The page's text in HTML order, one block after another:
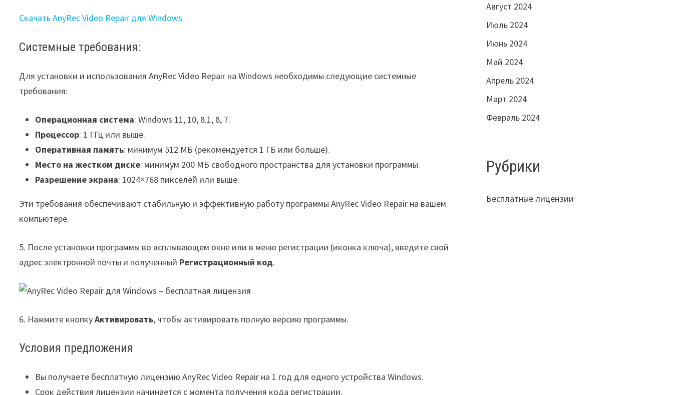
Скачать AnyRec Video Repair для Windows
Системные требования:
Для установки и использования AnyRec Video Repair на Windows необходимы следующие системные
требования:
Операционная система: Windows 11, 10, 8.1, 8, 7.
Процессор: 1 ГГц или выше.
Оперативная память: минимум 512 МБ (рекомендуется 1 ГБ или больше).
Место на жестком диске: минимум 200 МБ свободного пространства для установки программы.
Разрешение экрана: 1024×768 пикселей или выше.
Эти требования обеспечивают стабильную и эффективную работу программы AnyRec Video Repair на вашем
компьютере.
5. После установки программы во всплывающем окне или в меню регистрации (иконка ключа), введите свой
адрес электронной почты и полученный Регистрационный код.
6. Нажмите кнопкуАктивировать, чтобы активировать полную версию программы.
Условия предложения
Вы получаете бесплатную лицензию AnyRec Video Repair на 1 год для одного устройства Windows.
Срок действия лицензии начинается с момента получения кода регистрации.
Август 2024
Июль 2024
Июнь 2024
Май 2024
Апрель 2024
Март 2024
Февраль 2024
Рубрики
Бесплатные лицензии